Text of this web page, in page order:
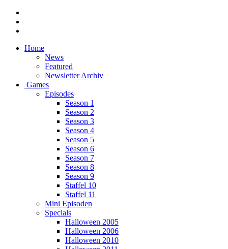
Home
News
Featured
Newsletter Archiv
Games
Episodes
Season 1
Season 2
Season 3
Season 4
Season 5
Season 6
Season 7
Season 8
Season 9
Staffel 10
Staffel 11
Mini Episoden
Specials
Halloween 2005
Halloween 2006
Halloween 2010